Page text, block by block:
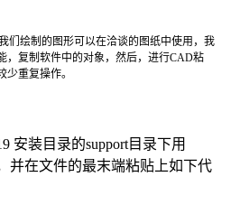
们绘制的图形可以在洽谈的图纸中使用，我
，复制软件中的对象，然后，进行CAD粘
重复操作。
安装目录的support目录下用
并在文件的最末端粘贴上如下代